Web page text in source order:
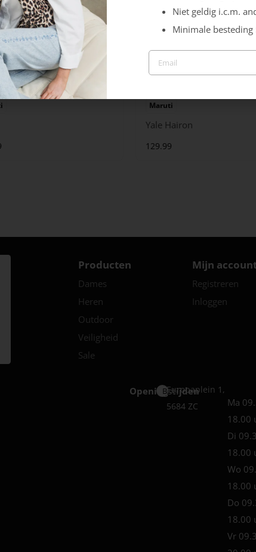
Maruti
Yale Hairon
129.99
Producten
Dames
Heren
Outdoor
Veiligheid
Sale
Mijn
Registreren
Inloggen
Openingstijden
Best
Europaplein 1,
5684 ZC
Ma
18.00
Di
18.00
Wo
18.00
Do
18.00
Vr
Niet geldig i.c.m.
Minimale besteding